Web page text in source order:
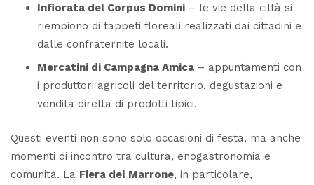
Infiorata del Corpus Domini– le vie della città si
riempiono di tappeti floreali realizzati dai cittadini e
dalle confraternite locali.
Mercatini di Campagna Amica– appuntamenti con
i produttori agricoli del territorio, degustazioni e
vendita diretta di prodotti tipici.
Questi eventi non sono solo occasioni di festa, ma anche
momenti di incontro tra cultura, enogastronomia e
comunità. La Fiera del Marrone, in particolare,